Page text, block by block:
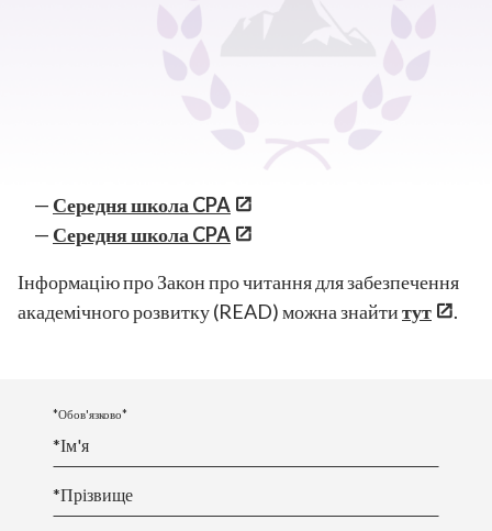
документи правління будуть розміщені тут:
Переосмислення освіти
Середня школа CPA
Середня школа CPA
Інформацію про Закон про читання для забезпечення
академічного розвитку (READ) можна знайтитут .
*Обов'язково*
*Ім'я
*Прізвище